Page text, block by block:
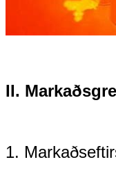
II.
1.